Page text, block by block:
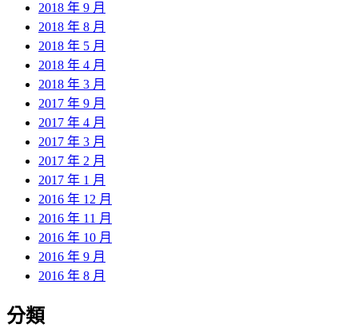
2018 年 9 月
2018 年 8 月
2018 年 5 月
2018 年 4 月
2018 年 3 月
2017 年 9 月
2017 年 4 月
2017 年 3 月
2017 年 2 月
2017 年 1 月
2016 年 12 月
2016 年 11 月
2016 年 10 月
2016 年 9 月
2016 年 8 月
分類